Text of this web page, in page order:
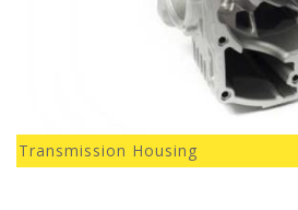
Transmission Housing